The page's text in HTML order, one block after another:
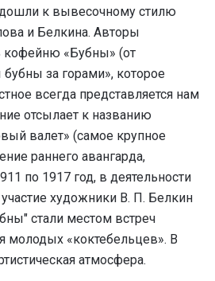
к вывесочному стилю
и Белкина. Авторы
кофейню «Бубны» (от
за горами», которое
всегда представляется нам
отсылает к названию
валет» (самое крупное
раннего авангарда,
по 1917 год, в деятельности
художники В. П. Белкин
стали местом встреч
молодых «коктебельцев». В
атмосфера.